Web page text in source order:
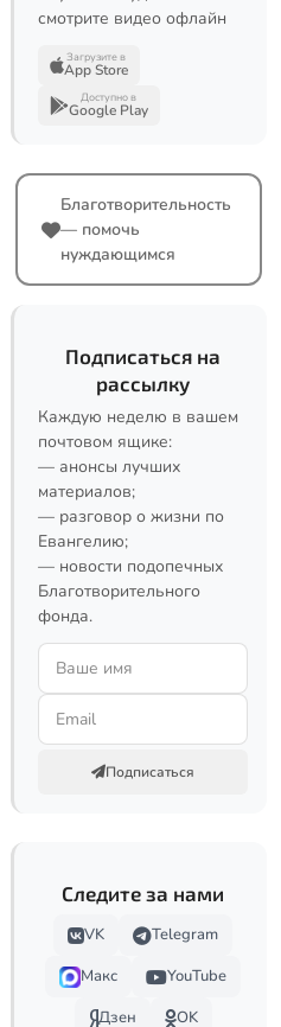
смотрите видео офлайн
Загрузите в
App Store
Доступно в
Google Play
Благотворительность
— помочь
нуждающимся
Подписаться на
рассылку
Каждую неделю в вашем
почтовом ящике:
— анонсы лучших
материалов;
— разговор о жизни по
Евангелию;
— новости подопечных
Благотворительного
фонда.
Подписаться
Следите за нами
VK
Telegram
Макс
YouTube
Дзен
OK